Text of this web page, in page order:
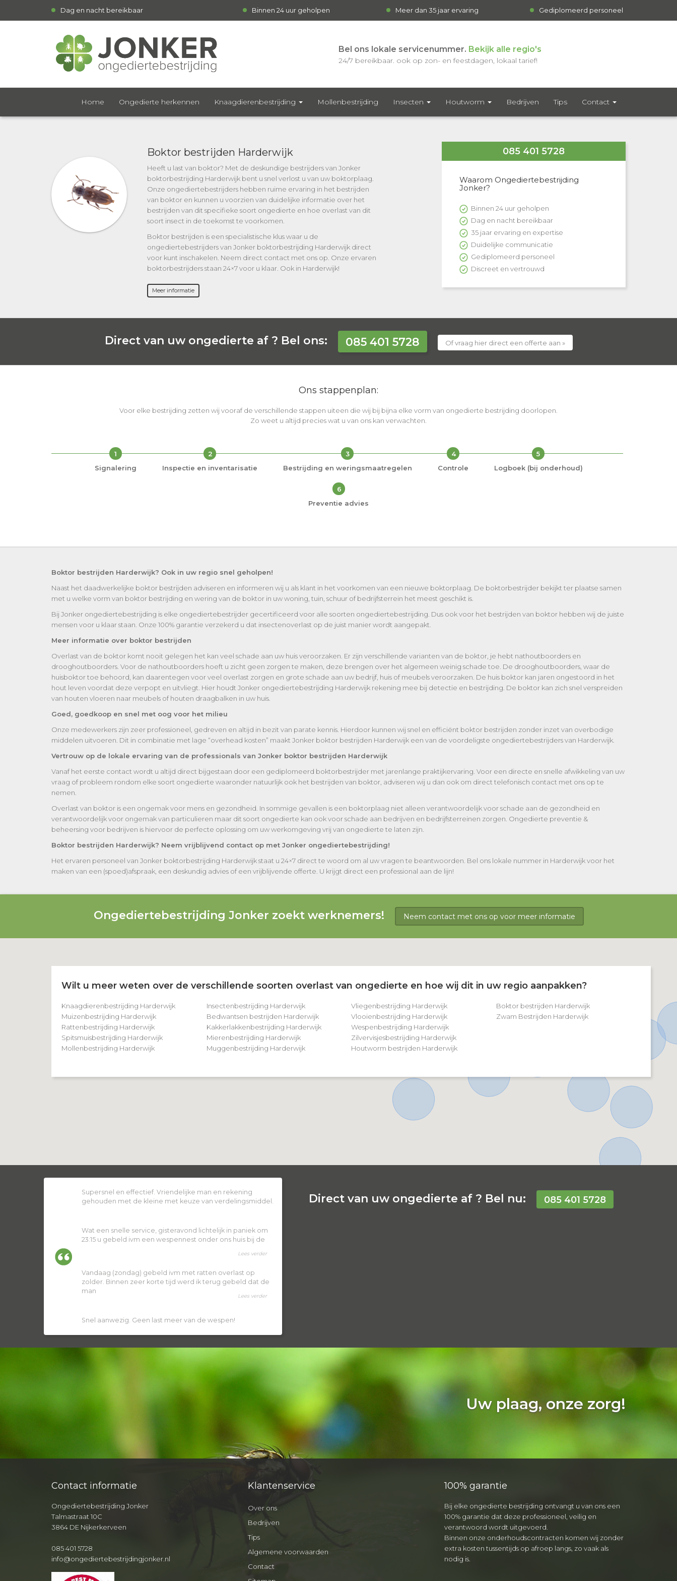
Dag en nacht bereikbaar Binnen 24 uur geholpen Meer dan 35 jaar ervaring Gediplomeerd personeel
Bel ons lokale servicenummer. Bekijk alle regio's
24/7 bereikbaar. ook op zon- en feestdagen, lokaal tarief!
Home Ongedierte herkennen Knaagdierenbestrijding Mollenbestrijding Insecten Houtworm Bedrijven Tips Contact
Boktor bestrijden Harderwijk
Heeft u last van boktor? Met de deskundige bestrijders van Jonker
boktorbestrijding Harderwijk bent u snel verlost u van uw boktorplaag.
Onze ongediertebestrijders hebben ruime ervaring in het bestrijden
van boktor en kunnen u voorzien van duidelijke informatie over het
bestrijden van dit specifieke soort ongedierte en hoe overlast van dit
soort insect in de toekomst te voorkomen.
Boktor bestrijden is een specialistische klus waar u de
ongediertebestrijders van Jonker boktorbestrijding Harderwijk direct
voor kunt inschakelen. Neem direct contact met ons op. Onze ervaren
boktorbestrijders staan 24×7 voor u klaar. Ook in Harderwijk!
Meer informatie
085 401 5728
Waarom Ongediertebestrijding
Jonker?
Binnen 24 uur geholpen
Dag en nacht bereikbaar
35 jaar ervaring en expertise
Duidelijke communicatie
Gediplomeerd personeel
Discreet en vertrouwd
Direct van uw ongedierte af ? Bel ons: 085 401 5728 Of vraag hier direct een offerte aan »
Ons stappenplan:
Voor elke bestrijding zetten wij vooraf de verschillende stappen uiteen die wij bij bijna elke vorm van ongedierte bestrijding doorlopen.
Zo weet u altijd precies wat u van ons kan verwachten.
1
Signalering
2
Inspectie en inventarisatie
3
Bestrijding en weringsmaatregelen
4
Controle
5
Logboek (bij onderhoud)
6
Preventie advies
Boktor bestrijden Harderwijk? Ook in uw regio snel geholpen!
Naast het daadwerkelijke boktor bestrijden adviseren en informeren wij u als klant in het voorkomen van een nieuwe boktorplaag. De boktorbestrijder bekijkt ter plaatse samen
met u welke vorm van boktor bestrijding en wering van de boktor in uw woning, tuin, schuur of bedrijfsterrein het meest geschikt is.
Bij Jonker ongediertebestrijding is elke ongediertebestrijder gecertificeerd voor alle soorten ongediertebestrijding. Dus ook voor het bestrijden van boktor hebben wij de juiste
mensen voor u klaar staan. Onze 100% garantie verzekerd u dat insectenoverlast op de juist manier wordt aangepakt.
Meer informatie over boktor bestrijden
Overlast van de boktor komt nooit gelegen het kan veel schade aan uw huis veroorzaken. Er zijn verschillende varianten van de boktor, je hebt nathoutboorders en
drooghoutboorders. Voor de nathoutboorders hoeft u zicht geen zorgen te maken, deze brengen over het algemeen weinig schade toe. De drooghoutboorders, waar de
huisboktor toe behoord, kan daarentegen voor veel overlast zorgen en grote schade aan uw bedrijf, huis of meubels veroorzaken. De huis boktor kan jaren ongestoord in het
hout leven voordat deze verpopt en uitvliegt. Hier houdt Jonker ongediertebestrijding Harderwijk rekening mee bij detectie en bestrijding. De boktor kan zich snel verspreiden
van houten vloeren naar meubels of houten draagbalken in uw huis.
Goed, goedkoop en snel met oog voor het milieu
Onze medewerkers zijn zeer professioneel, gedreven en altijd in bezit van parate kennis. Hierdoor kunnen wij snel en efficiënt boktor bestrijden zonder inzet van overbodige
middelen uitvoeren. Dit in combinatie met lage “overhead kosten” maakt Jonker boktor bestrijden Harderwijk een van de voordeligste ongediertebestrijders van Harderwijk.
Vertrouw op de lokale ervaring van de professionals van Jonker boktor bestrijden Harderwijk
Vanaf het eerste contact wordt u altijd direct bijgestaan door een gediplomeerd boktorbestrijder met jarenlange praktijkervaring. Voor een directe en snelle afwikkeling van uw
vraag of probleem rondom elke soort ongedierte waaronder natuurlijk ook het bestrijden van boktor, adviseren wij u dan ook om direct telefonisch contact met ons op te
nemen.
Overlast van boktor is een ongemak voor mens en gezondheid. In sommige gevallen is een boktorplaag niet alleen verantwoordelijk voor schade aan de gezondheid en
verantwoordelijk voor ongemak van particulieren maar dit soort ongedierte kan ook voor schade aan bedrijven en bedrijfsterreinen zorgen. Ongedierte preventie &
beheersing voor bedrijven is hiervoor de perfecte oplossing om uw werkomgeving vrij van ongedierte te laten zijn.
Boktor bestrijden Harderwijk? Neem vrijblijvend contact op met Jonker ongediertebestrijding!
Het ervaren personeel van Jonker boktorbestrijding Harderwijk staat u 24×7 direct te woord om al uw vragen te beantwoorden. Bel ons lokale nummer in Harderwijk voor het
maken van een (spoed)afspraak, een deskundig advies of een vrijblijvende offerte. U krijgt direct een professional aan de lijn!
Ongediertebestrijding Jonker zoekt werknemers! Neem contact met ons op voor meer informatie
Wilt u meer weten over de verschillende soorten overlast van ongedierte en hoe wij dit in uw regio aanpakken?
Knaagdierenbestrijding Harderwijk
Muizenbestrijding Harderwijk
Rattenbestrijding Harderwijk
Spitsmuisbestrijding Harderwijk
Mollenbestrijding Harderwijk
Insectenbestrijding Harderwijk
Bedwantsen bestrijden Harderwijk
Kakkerlakkenbestrijding Harderwijk
Mierenbestrijding Harderwijk
Muggenbestrijding Harderwijk
Vliegenbestrijding Harderwijk
Vlooienbestrijding Harderwijk
Wespenbestrijding Harderwijk
Zilvervisjesbestrijding Harderwijk
Houtworm bestrijden Harderwijk
Boktor bestrijden Harderwijk
Zwam Bestrijden Harderwijk
Supersnel en effectief. Vriendelijke man en rekening
gehouden met de kleine met keuze van verdelingsmiddel.
Wat een snelle service, gisteravond lichtelijk in paniek om
23:15 u gebeld ivm een wespennest onder ons huis bij de
Lees verder
Vandaag (zondag) gebeld ivm met ratten overlast op
zolder. Binnen zeer korte tijd werd ik terug gebeld dat de
man
Lees verder
Snel aanwezig. Geen last meer van de wespen!
Direct van uw ongedierte af ? Bel nu: 085 401 5728
Uw plaag, onze zorg!
Contact informatie
Ongediertebestrijding Jonker
Talmastraat 10C
3864 DE Nijkerkerveen
085 401 5728
info@ongediertebestrijdingjonker.nl
Klantenservice
Over ons
Bedrijven
Tips
Algemene voorwaarden
Contact
100% garantie
Bij elke ongedierte bestrijding ontvangt u van ons een
100% garantie dat deze professioneel, veilig en
verantwoord wordt uitgevoerd.
Binnen onze onderhoudscontracten komen wij zonder
extra kosten tussentijds op afroep langs, zo vaak als
nodig is.